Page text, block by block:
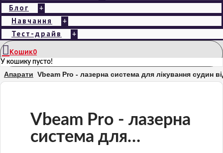
Блог +
Навчання +
Тест-драйв +
Кошик0
У кошику пусто!
Апарати Vbeam Pro - лазерна система для лікування судин
Vbeam Pro - лазерна
система для